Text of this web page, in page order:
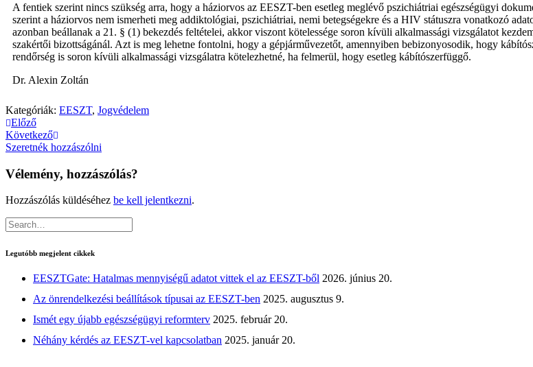
A fentiek szerint nincs szükség arra, hogy a háziorvos az EESZT-ben esetleg meglévő pszichiátriai egészségügyi
szerint a háziorvos nem ismerheti meg addiktológiai, pszichiátriai, nemi betegségekre és a HIV státuszra vonatkozó
azonban beállanak a 21. § (1) bekezdés feltételei, akkor viszont kötelessége soron kívüli alkalmassági vizsgálatot
szakértői bizottságánál. Azt is meg lehetne fontolni, hogy a gépjárművezetőt, amennyiben bebizonyosodik, hogy
rendőrség is soron kívüli alkalmassági vizsgálatra kötelezhetné, ha felmerül, hogy esetleg kábítószerfüggő.
Dr. Alexin Zoltán
Kategóriák: EESZT, Jogvédelem
Előző
Következő
Szeretnék hozzászólni
Vélemény, hozzászólás?
Hozzászólás küldéséhez be kell jelentkezni.
Legutóbb megjelent cikkek
EESZTGate: Hatalmas mennyiségű adatot vittek el az EESZT-ből 2026. június 20.
Az önrendelkezési beállítások típusai az EESZT-ben 2025. augusztus 9.
Ismét egy újabb egészségügyi reformterv 2025. február 20.
Néhány kérdés az EESZT-vel kapcsolatban 2025. január 20.